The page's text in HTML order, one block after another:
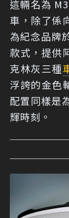
這輛名為
車，除了係
為紀念品牌
款式，提供
克林灰三種
浮誇的金色
配置同樣是
輝時刻。